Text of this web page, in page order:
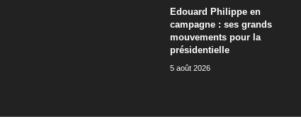
Edouard Philippe en
campagne : ses grands
mouvements pour la
présidentielle
5 août 2026